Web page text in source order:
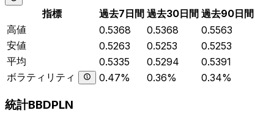
指標 過去7日間 過去30日間 過去90日間
高値
0.5368 0.5368
0.5563
安値
0.5263 0.5253
0.5253
平均
0.5335 0.5294
0.5391
ボラティリティ
0.47% 0.36% 0.34%
統計BBDPLN